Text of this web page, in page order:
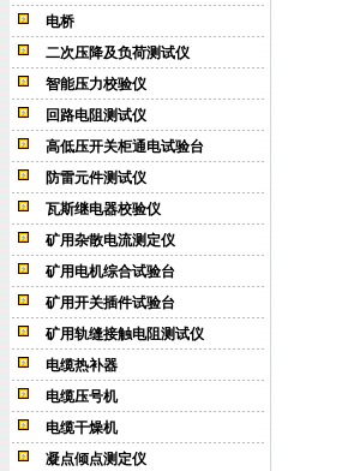
电桥
二次压降及负荷测试仪
智能压力校验仪
回路电阻测试仪
高低压开关柜通电试验台
防雷元件测试仪
瓦斯继电器校验仪
矿用杂散电流测定仪
矿用电机综合试验台
矿用开关插件试验台
矿用轨缝接触电阻测试仪
电缆热补器
电缆压号机
电缆干燥机
凝点倾点测定仪